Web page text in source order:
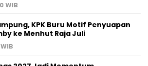
WIB
KPK Buru Motif Penyuapan
ke Menhut Raja Juli